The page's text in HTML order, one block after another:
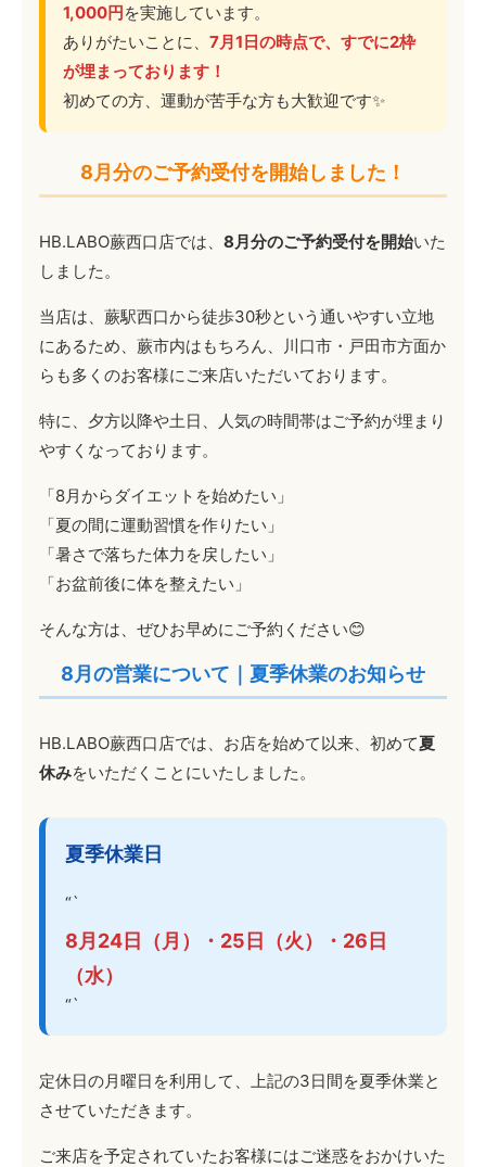
1,000円を実施しています。
ありがたいことに、7月1日の時点で、すでに2枠
が埋まっております！
初めての方、運動が苦手な方も大歓迎です✨
8月分のご予約受付を開始しました！
HB.LABO蕨西口店では、8月分のご予約受付を開始いた
しました。
当店は、蕨駅西口から徒歩30秒という通いやすい立地
にあるため、蕨市内はもちろん、川口市・戸田市方面か
らも多くのお客様にご来店いただいております。
特に、夕方以降や土日、人気の時間帯はご予約が埋まり
やすくなっております。
「8月からダイエットを始めたい」
「夏の間に運動習慣を作りたい」
「暑さで落ちた体力を戻したい」
「お盆前後に体を整えたい」
そんな方は、ぜひお早めにご予約ください😊
8月の営業について｜夏季休業のお知らせ
HB.LABO蕨西口店では、お店を始めて以来、初めて夏
休みをいただくことにいたしました。
夏季休業日
“`
8月24日（月）・25日（火）・26日
（水）
“`
定休日の月曜日を利用して、上記の3日間を夏季休業と
させていただきます。
ご来店を予定されていたお客様にはご迷惑をおかけいた